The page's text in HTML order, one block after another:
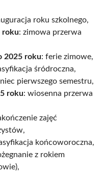
roku szkolnego,
roku: zimowa przerwa
2025 roku: ferie zimowe,
śródroczna,
pierwszego semestru,
roku: wiosenna przerwa
zajęć
końcoworoczna,
z rokiem